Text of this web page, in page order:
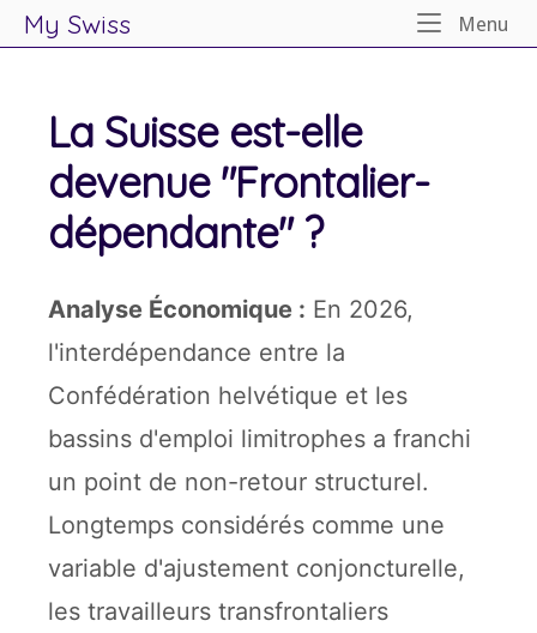
content
My Swiss Menu
La Suisse est-elle
devenue "Frontalier-
dépendante" ?
Analyse Économique : En 2026,
l'interdépendance entre la
Confédération helvétique et les
bassins d'emploi limitrophes a franchi
un point de non-retour structurel.
Longtemps considérés comme une
variable d'ajustement conjoncturelle,
les travailleurs transfrontaliers